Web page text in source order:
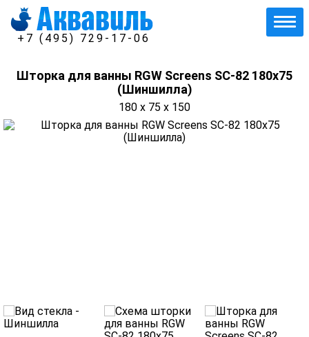
+7 (495) 729-17-06
Шторка для ванны RGW Screens SC-82 180х75
(Шиншилла)
180 x 75 x 150